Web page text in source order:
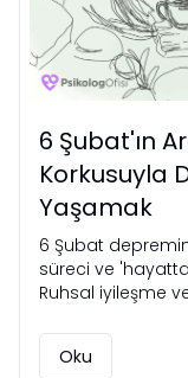
6 Şubat'ın
Korkusuyla
Yaşamak
6 Şubat
süreci ve
Ruhsal iyileşme
Oku